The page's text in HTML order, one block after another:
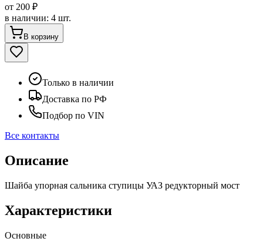
от 200 ₽
в наличии: 4 шт.
В корзину
Только в наличии
Доставка по РФ
Подбор по VIN
Все контакты
Описание
Шайба упорная сальника ступицы УАЗ редукторный мост
Характеристики
Основные